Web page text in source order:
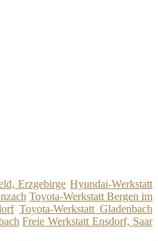
Erzgebirge Hyundai-Werkstatt
Toyota-Werkstatt Bergen im
Toyota-Werkstatt Gladenbach
Freie Werkstatt Ensdorf, Saar